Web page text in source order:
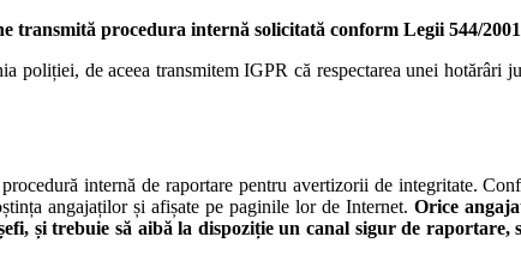
transmită procedura internă solicitată conform Legii 544/
de aceea transmitem IGPR că respectarea unei hotărâri
internă de raportare pentru avertizorii de integritate.
angajaților și afișate pe paginile lor de Internet. Orice
și trebuie să aibă la dispoziție un canal sigur de raportare,